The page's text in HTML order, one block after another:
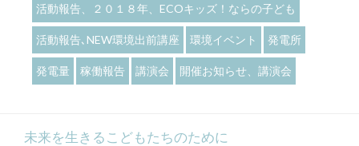
活動報告、２０１８年、ECOキッズ！ならの子ども
活動報告､NEW環境出前講座 環境イベント 発電所
発電量 稼働報告 講演会 開催お知らせ、講演会
未来を生きるこどもたちのために